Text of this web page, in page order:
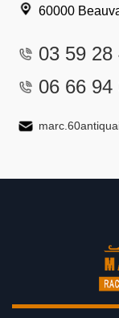
60000
03 59 28
06 66 94